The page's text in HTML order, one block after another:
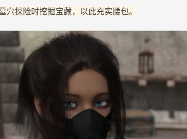
探险时挖掘宝藏，以此充实腰包。